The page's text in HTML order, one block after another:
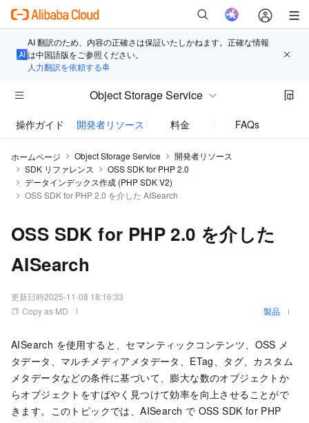
AI 翻訳のため、内容の正確さは保証いたしかねます。正確な情報
は中国語版をご参照ください。
人力翻訳を依頼する
Object Storage Service
操作ガイド 開発者リソース 料金 FAQs
ホームページ Object Storage Service
開発者リソース
SDK リファレンス
OSS SDK for PHP 2.0
データインデックス作成 (PHP SDK V2)
OSS SDK for PHP 2.0 を介した AISearch
OSS SDK for PHP 2.0 を介した
AISearch
更新日時2025-11-08 18:16:33
Copy as MD
製品
AISearch を使用すると、セマンティックコンテンツ、OSS メ
タデータ、マルチメディアメタデータ、ETag、タグ、カスタム
メタデータなどの条件に基づいて、膨大な数のオブジェクトか
らオブジェクトをすばやく見つけて効率を向上させることがで
きます。このトピックでは、AISearch で OSS SDK for PHP